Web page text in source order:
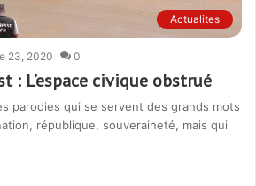
Actualites
23, 2020 0
: L’espace civique obstrué
parodies qui se servent des grands mots
république, souveraineté, mais qui